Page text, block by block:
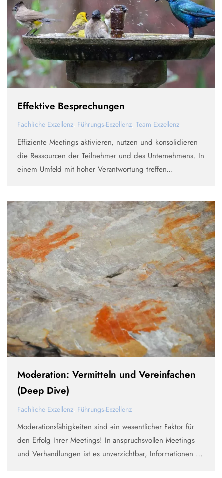
Effektive Besprechungen
Fachliche Exzellenz Führungs-Exzellenz Team Exzellenz
Effiziente Meetings aktivieren, nutzen und konsolidieren
die Ressourcen der Teilnehmer und des Unternehmens. In
einem Umfeld mit hoher Verantwortung treffen
Schnelllebigkeit und der steigenden internen und
externen Geschäftsanforderungen liegt …
Moderation: Vermitteln und Vereinfachen
(Deep Dive)
Fachliche Exzellenz Führungs-Exzellenz
Moderationsfähigkeiten sind ein wesentlicher Faktor für
den Erfolg Ihrer Meetings! In anspruchsvollen Meetings
und Verhandlungen ist es unverzichtbar, Informationen zu